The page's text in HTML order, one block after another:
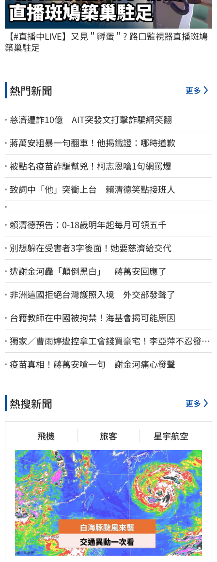
【#直播中LIVE】又見＂孵蛋＂? 路口監視器直播斑鳩
築巢駐足
熱門新聞 更多
慈濟遭詐10億 AIT突發文打擊詐騙網笑翻
蔣萬安粗暴一句翻車！他揭鐵證：哪時道歉
被點名疫苗詐騙幫兇！柯志恩嗆1句網罵爆
致詞中「他」突衝上台 賴清德笑點接班人
賴清德預告：0-18歲明年起每月可領五千
別想躲在受害者3字後面！她要慈濟給交代
遭謝金河轟「顛倒黑白」 蔣萬安回應了
非洲這國拒絕台灣護照入境 外交部發聲了
台籍教師在中國被拘禁！海基會揭可能原因
獨家／曹雨婷遭控拿工會錢買豪宅！李亞萍不忍發
聲：余天管工會都貼錢
疫苗真相！蔣萬安嗆一句 謝金河痛心發聲
熱搜新聞 更多
飛機 旅客 星宇航空